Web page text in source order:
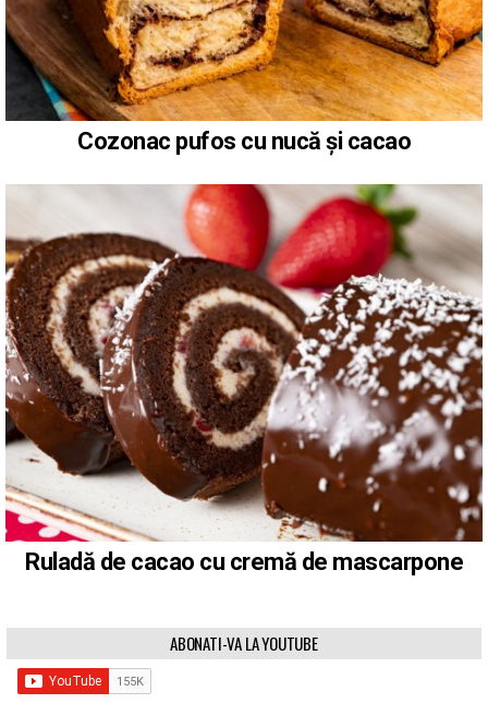
Cozonac pufos cu nucă și cacao
Ruladă de cacao cu cremă de mascarpone
ABONATI-VA LA YOUTUBE